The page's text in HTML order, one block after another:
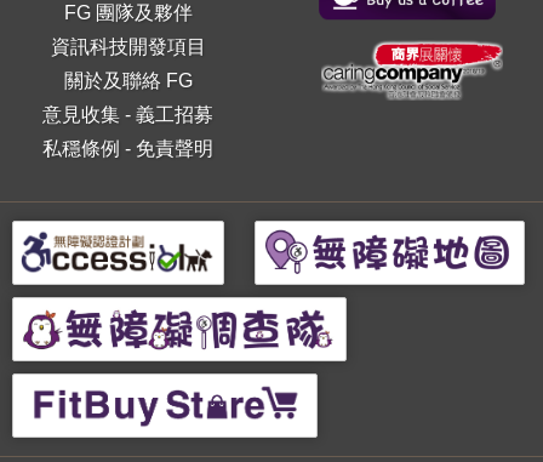
FG 團隊及夥伴
資訊科技開發項目
關於及聯絡 FG
意見收集 -義工招募
私穩條例 - 免責聲明